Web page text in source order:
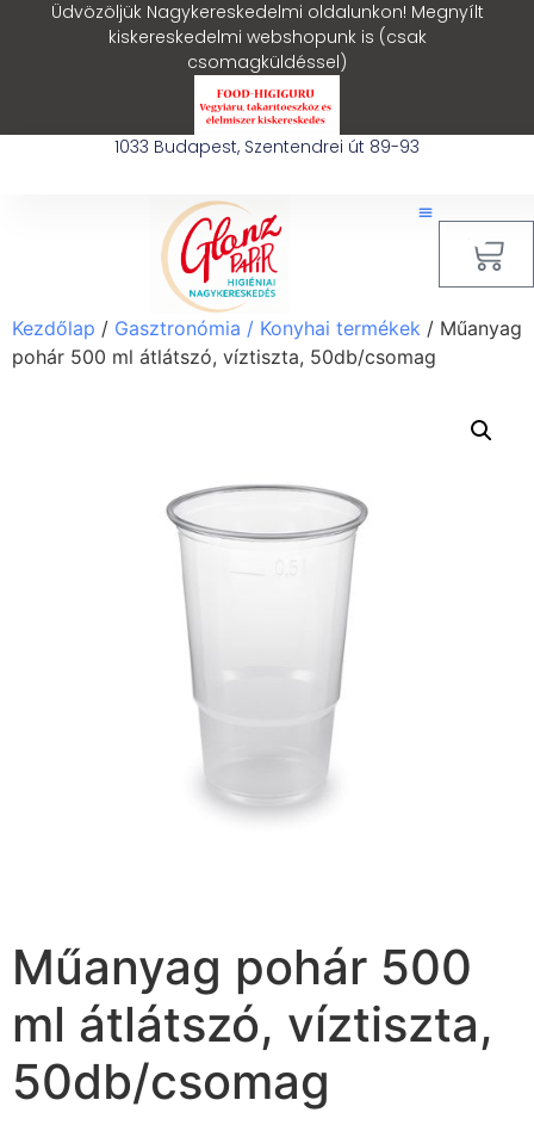
Üdvözöljük Nagykereskedelmi oldalunkon! Megnyílt
kiskereskedelmi webshopunk is (csak
csomagküldéssel)
1033 Budapest, Szentendrei út 89-93
Kezdőlap / Gasztronómia / Konyhai termékek / Műanyag
pohár 500 ml átlátszó, víztiszta, 50db/csomag
Műanyag pohár 500
ml átlátszó, víztiszta,
50db/csomag